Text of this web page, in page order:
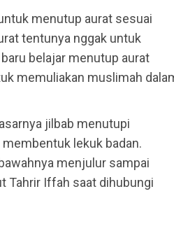
menutup aurat sesuai
tentunya nggak untuk
belajar menutup aurat
memuliakan muslimah
jilbab menutupi
lekuk badan.
menjulur sampai
Tahrir Iffah saat dihubungi